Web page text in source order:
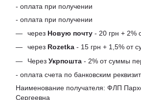
- оплата при получении
- оплата при получении
через Новую почту - 20 грн + 2%
через Rozetka - 15 грн + 1,5% от
Через Укрпошта - 2% от суммы
- оплата счета по банковским
Наименование получателя: ФЛП
Сергеевна